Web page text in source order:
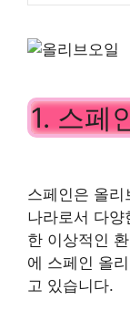
1. 스페
스페인은 올
나라로서 다양
한 이상적인
에 스페인 올
고 있습니다.